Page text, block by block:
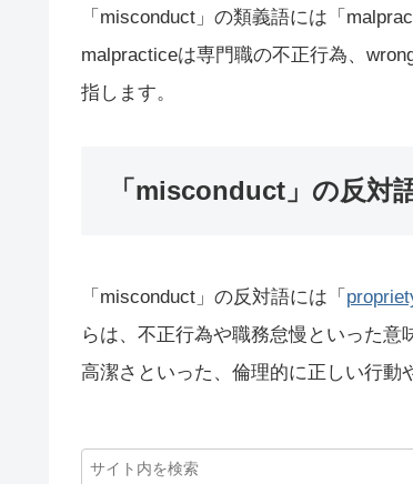
「misconduct」の類義語には「
malpracticeは専門職の不正行為、
指します。
「misconduct」の反対
「misconduct」の反対語には「
らは、不正行為や職務怠慢といった意
高潔さといった、倫理的に正しい行動